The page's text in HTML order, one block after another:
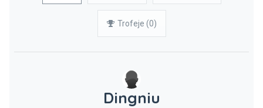
Trofeje (0)
Dingniu